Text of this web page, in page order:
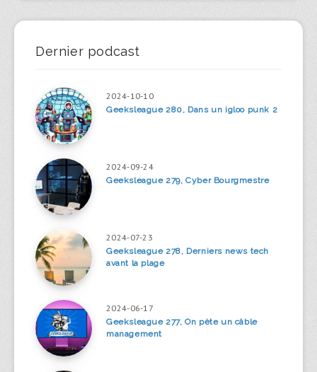
Dernier podcast
2024-10-10
Geeksleague 280, Dans un igloo punk 2
2024-09-24
Geeksleague 279, Cyber Bourgmestre
2024-07-23
Geeksleague 278, Derniers news tech
avant la plage
2024-06-17
Geeksleague 277, On pète un câble
management